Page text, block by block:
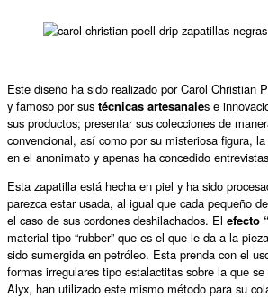
Este diseño ha sido realizado por Carol Christian
y famoso por sus técnicas artesanales e
sus productos; presentar sus colecciones de
convencional, así como por su misteriosa figura,
en el anonimato y apenas ha concedido
Esta zapatilla está hecha en piel y ha sido
parezca estar usada, al igual que cada pequeño
el caso de sus cordones deshilachados. El efecto
material tipo “rubber” que es el que le da a la
sido sumergida en petróleo. Esta prenda con el
formas irregulares tipo estalactitas sobre la que
Alyx, han utilizado este mismo método para su